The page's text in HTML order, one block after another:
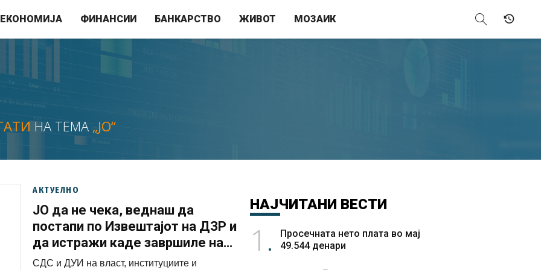
ЕКОНОМИЈА ФИНАНСИИ БАНКАРСТВО ЖИВОТ МОЗАИК
НА ТЕМА „ЈО“
АКТУЕЛНО
ЈО да не чека, веднаш да
постапи по Извештајот на ДЗР и
да истражи каде завршиле над
200 илјади евра од Детска
СДС и ДУИ на власт, институциите и
НАЈЧИТАНИ ВЕСТИ
1
Просечната нето плата во мај
49.544 денари